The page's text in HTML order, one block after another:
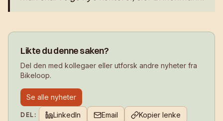
Likte du denne saken?
Del den med kollegaer eller utforsk andre nyheter fra
Bikeloop.
Se alle nyheter
DEL: LinkedIn Email Kopier lenke